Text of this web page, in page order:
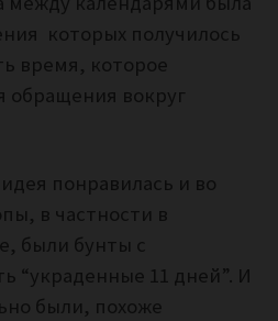
которых получилось
время, которое
обращения вокруг
понравилась и во
в частности в
были бунты с
“украденные 11 дней”. И
были, похоже